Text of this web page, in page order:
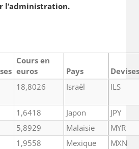
l’administration.
Cours en
euros
Pays
Devises
18,8026 Israël ILS
1,6418 Japon
JPY
5,8929 Malaisie
MYR
1,9558 Mexique
MXN